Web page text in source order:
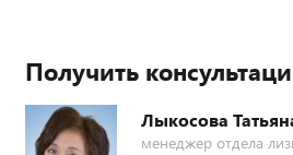
Получить
Лыкосова
менеджер отдела